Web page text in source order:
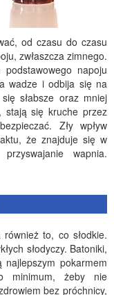
od czasu do czasu
zwłaszcza zimnego.
napoju
wadze i odbija się na
słabsze oraz mniej
stają się kruche przez
Zły wpływ
że znajduje się w
wapnia.
to, co słodkie.
słodyczy. Batoniki,
pokarmem
minimum, żeby nie
bez próchnicy,